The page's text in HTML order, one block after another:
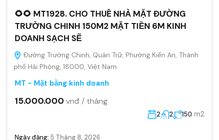
🌻🌻 MT1928. CHO THUÊ NHÀ MẶT ĐƯỜNG
TRƯỜNG CHINH 150M2 MẶT TIỀN 6M KINH
DOANH SẠCH SẼ
Đường Trường Chinh, Quán Trữ, Phường Kiến An, Thành
phố Hải Phòng, 18000, Việt Nam
MT - Mặt bằng kinh doanh
15.000.000 vnđ / tháng
2 2 150 m2
Ngày đăng: 5 Tháng 8, 2026